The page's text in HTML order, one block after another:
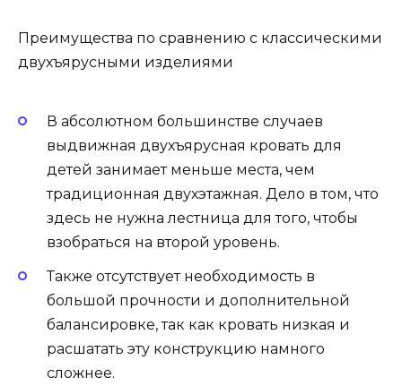
Преимущества по сравнению с классическими
двухъярусными изделиями
В абсолютном большинстве случаев
выдвижная двухъярусная кровать для
детей занимает меньше места, чем
традиционная двухэтажная. Дело в том, что
здесь не нужна лестница для того, чтобы
взобраться на второй уровень.
Также отсутствует необходимость в
большой прочности и дополнительной
балансировке, так как кровать низкая и
расшатать эту конструкцию намного
сложнее.